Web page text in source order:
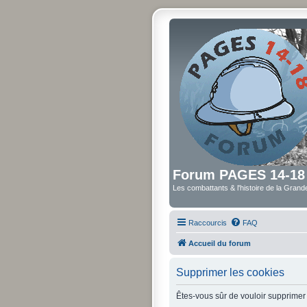
Forum PAGES 14-18
Les combattants & l'histoire de la
Raccourcis FAQ
Accueil du forum
Supprimer les cookies
Êtes-vous sûr de vouloir